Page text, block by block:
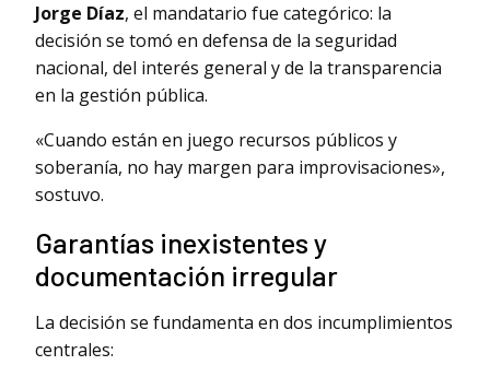
Jorge Díaz, el mandatario fue categórico: la
decisión se tomó en defensa de la seguridad
nacional, del interés general y de la transparencia
en la gestión pública.
«Cuando están en juego recursos públicos y
soberanía, no hay margen para improvisaciones»,
sostuvo.
Garantías inexistentes y
documentación irregular
La decisión se fundamenta en dos incumplimientos
centrales: